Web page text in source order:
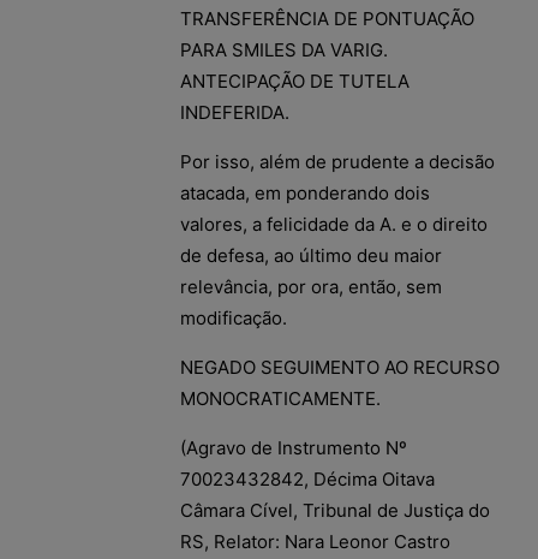
TRANSFERÊNCIA DE PONTUAÇÃO
PARA SMILES DA VARIG.
ANTECIPAÇÃO DE TUTELA
INDEFERIDA.
Por isso, além de prudente a decisão
atacada, em ponderando dois
valores, a felicidade da A. e o direito
de defesa, ao último deu maior
relevância, por ora, então, sem
modificação.
NEGADO SEGUIMENTO AO RECURSO
MONOCRATICAMENTE.
(Agravo de Instrumento Nº
70023432842, Décima Oitava
Câmara Cível, Tribunal de Justiça do
RS, Relator: Nara Leonor Castro